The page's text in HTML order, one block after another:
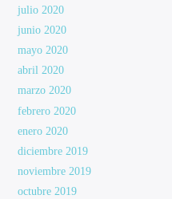
julio 2020
junio 2020
mayo 2020
abril 2020
marzo 2020
febrero 2020
enero 2020
diciembre 2019
noviembre 2019
octubre 2019